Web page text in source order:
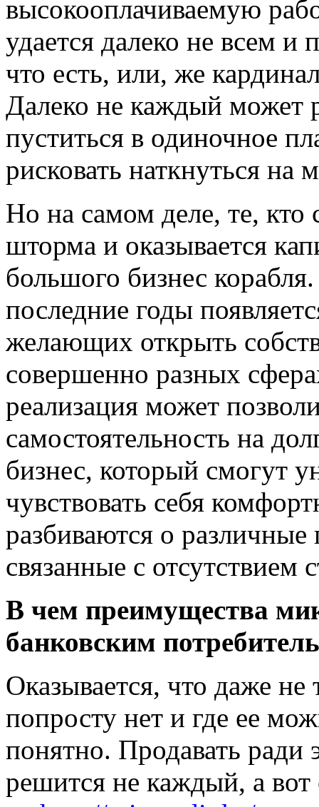
высокооплачиваемую
удается далеко не всем и
что есть, или, же
Далеко не каждый может
пуститься в одиночное
рисковать наткнуться
Но на самом деле, те,
шторма и оказывается
большого бизнес
последние годы
желающих открыть
совершенно разных
реализация может
самостоятельность на
бизнес, который смогут
чувствовать себя
разбиваются о
связанные с отсутствием
В чем преимущества
банковским
Оказывается, что даже
попросту нет и где ее
понятно. Продавать
решится не каждый, а вот